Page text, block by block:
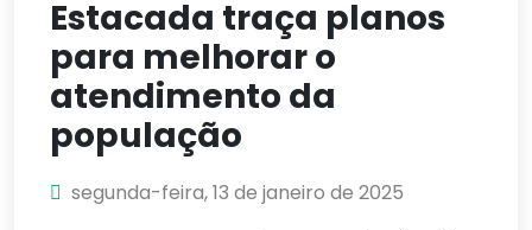
Estacada traça planos
para melhorar o
atendimento da
população
segunda-feira, 13 de janeiro de 2025